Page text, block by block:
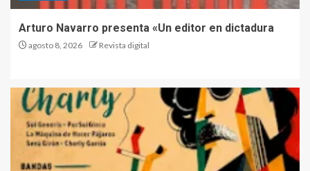
Arturo Navarro presenta «Un editor en dictadura
agosto 8, 2026 Revista digital